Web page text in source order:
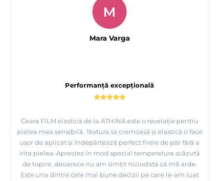
Performanță excepțională
Ceara FILM elastică de la ATHINA este o revelație pentru
pielea mea sensibilă. Textura sa cremoasă și elastică o face
ușor de aplicat și îndepărtează perfect firele de păr fără a
irita pielea. Apreciez în mod special temperatura scăzută
de topire, deoarece nu am simțit niciodată că mă arde.
Este una dintre cele mai bune decizii pe care le-am luat
M
Mara Varga